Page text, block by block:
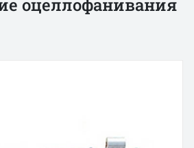
оцеллофанивания